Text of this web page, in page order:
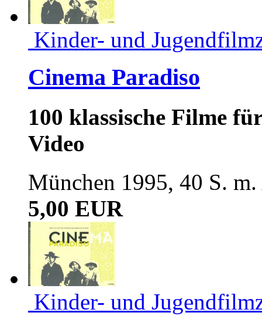
Kinder- und
Cinema Paradiso
100 klassische Filme
Video
München 1995, 40 S.
5,00 EUR
Kinder- und